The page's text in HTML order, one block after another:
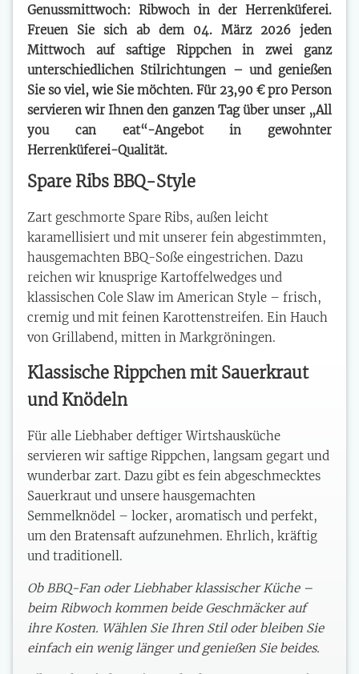
Genussmittwoch: Ribwoch in der Herrenküferei.
Freuen Sie sich ab dem 04. März 2026 jeden
Mittwoch auf saftige Rippchen in zwei ganz
unterschiedlichen Stilrichtungen – und genießen
Sie so viel, wie Sie möchten. Für 23,90 € pro Person
servieren wir Ihnen den ganzen Tag über unser „All
you can eat“-Angebot in gewohnter
Herrenküferei-Qualität.
Spare Ribs BBQ-Style
Zart geschmorte Spare Ribs, außen leicht
karamellisiert und mit unserer fein abgestimmten,
hausgemachten BBQ-Soße eingestrichen. Dazu
reichen wir knusprige Kartoffelwedges und
klassischen Cole Slaw im American Style – frisch,
cremig und mit feinen Karottenstreifen. Ein Hauch
von Grillabend, mitten in Markgröningen.
Klassische Rippchen mit Sauerkraut
und Knödeln
Für alle Liebhaber deftiger Wirtshausküche
servieren wir saftige Rippchen, langsam gegart und
wunderbar zart. Dazu gibt es fein abgeschmecktes
Sauerkraut und unsere hausgemachten
Semmelknödel – locker, aromatisch und perfekt,
um den Bratensaft aufzunehmen. Ehrlich, kräftig
und traditionell.
Ob BBQ-Fan oder Liebhaber klassischer Küche –
beim Ribwoch kommen beide Geschmäcker auf
ihre Kosten. Wählen Sie Ihren Stil oder bleiben Sie
einfach ein wenig länger und genießen Sie beides.